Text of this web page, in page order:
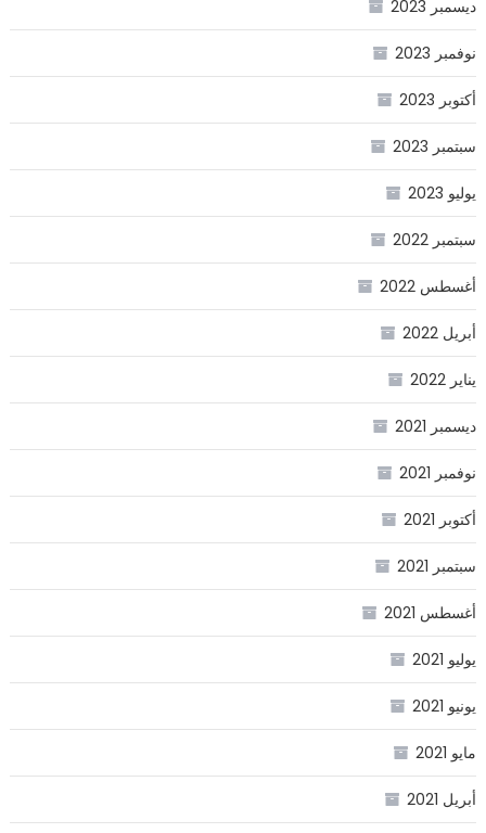
ديسمبر 2023
نوفمبر 2023
أكتوبر 2023
سبتمبر 2023
يوليو 2023
سبتمبر 2022
أغسطس 2022
أبريل 2022
يناير 2022
ديسمبر 2021
نوفمبر 2021
أكتوبر 2021
سبتمبر 2021
أغسطس 2021
يوليو 2021
يونيو 2021
مايو 2021
أبريل 2021